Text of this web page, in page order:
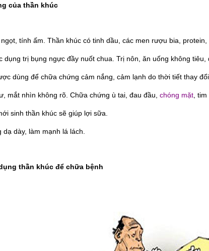
của thần khúc
tính ấm. Thần khúc có tinh dầu, các men rượu bia, protein,
dụng trị bụng ngực đầy nuốt chua. Trị nôn, ăn uống không
dùng để chữa chứng cảm nắng, cảm lạnh do thời tiết thay đổi.
mắt nhìn không rõ. Chữa chứng ù tai, đau đầu, chóng mặt ,
sinh thần khúc sẽ giúp lợi sữa.
dày, làm mạnh lá lách.
thần khúc để chữa bệnh